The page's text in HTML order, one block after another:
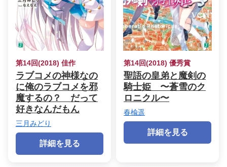
第14回(2018) 佳作
ラブコメの神様なの
に俺のラブコメを邪
魔するの？ だって
好きなんだもん
三月みどり
詳細を見る
第14回(2018) 優秀賞
聖語の皇弟と魔剣の
騎士姫 〜蒼雪のク
ロニクル〜
春楡遥
詳細を見る